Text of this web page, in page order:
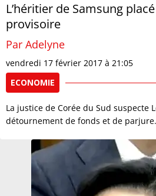
L’héritier de Samsung
provisoire
Par Adelyne
vendredi 17 février 2017 à 21:05
ECONOMIE
La justice de Corée du Sud suspecte
détournement de fonds et de parjure.